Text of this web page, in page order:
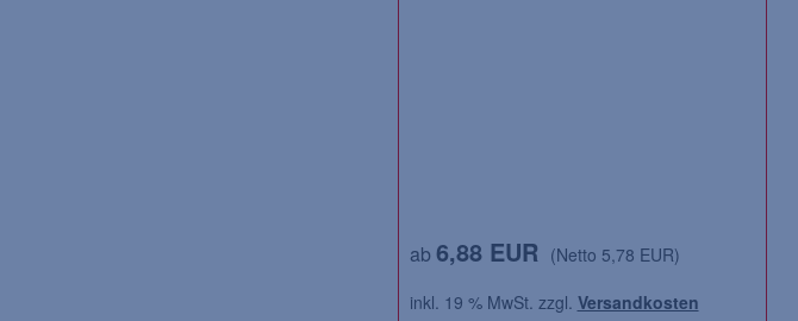
ab 6,88 EUR (Netto 5,78 EUR)
inkl. 19 % MwSt. zzgl. Versandkosten